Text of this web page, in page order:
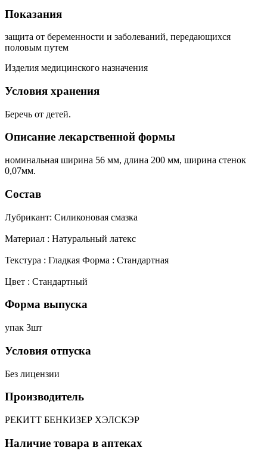
Показания
защита от беременности и заболеваний, передающихся
половым путем
Изделия медицинского назначения
Условия хранения
Беречь от детей.
Описание лекарственной формы
номинальная ширина 56 мм, длина 200 мм, ширина стенок
0,07мм.
Состав
Лубрикант: Силиконовая смазка
Материал : Натуральный латекс
Текстура : Гладкая Форма : Стандартная
Цвет : Стандартный
Форма выпуска
упак 3шт
Условия отпуска
Без лицензии
Производитель
РЕКИТТ БЕНКИЗЕР ХЭЛСКЭР
Наличие товара в аптеках